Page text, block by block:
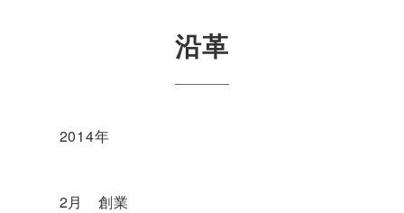
沿革
2014年
2月 創業